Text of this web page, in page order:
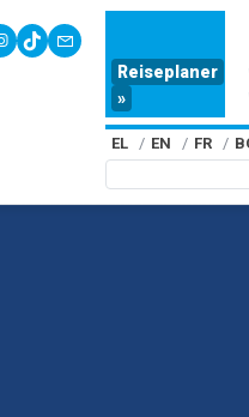
instagram
tiktokcontact
Reiseplaner
»
EL EN FR